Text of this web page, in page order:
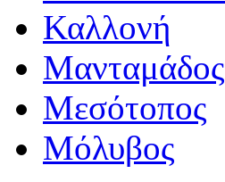
Καλλονή
Μανταμάδος
Μεσότοπος
Μόλυβος